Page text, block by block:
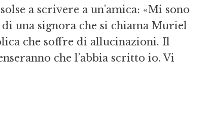
a scrivere a un’amica: «Mi sono
una signora che si chiama Muriel
che soffre di allucinazioni. Il
che l’abbia scritto io. Vi